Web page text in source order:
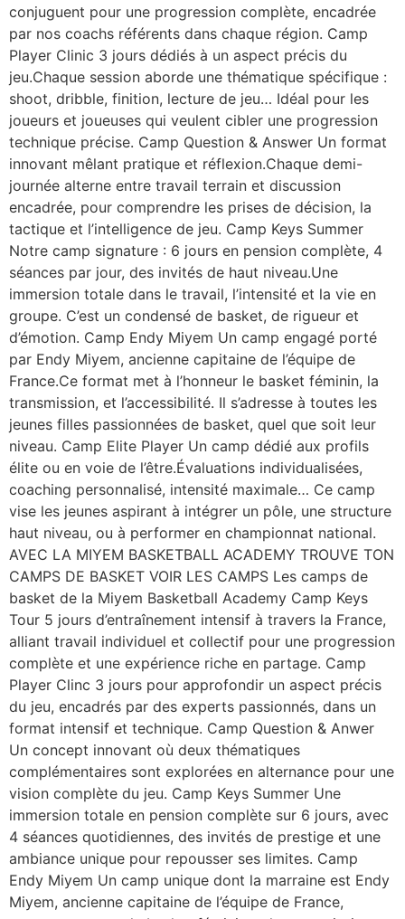
conjuguent pour une progression complète, encadrée
par nos coachs référents dans chaque région. Camp
Player Clinic 3 jours dédiés à un aspect précis du
jeu.Chaque session aborde une thématique spécifique :
shoot, dribble, finition, lecture de jeu… Idéal pour les
joueurs et joueuses qui veulent cibler une progression
technique précise. Camp Question & Answer Un format
innovant mêlant pratique et réflexion.Chaque demi-
journée alterne entre travail terrain et discussion
encadrée, pour comprendre les prises de décision, la
tactique et l’intelligence de jeu. Camp Keys Summer
Notre camp signature : 6 jours en pension complète, 4
séances par jour, des invités de haut niveau.Une
immersion totale dans le travail, l’intensité et la vie en
groupe. C’est un condensé de basket, de rigueur et
d’émotion. Camp Endy Miyem Un camp engagé porté
par Endy Miyem, ancienne capitaine de l’équipe de
France.Ce format met à l’honneur le basket féminin, la
transmission, et l’accessibilité. Il s’adresse à toutes les
jeunes filles passionnées de basket, quel que soit leur
niveau. Camp Elite Player Un camp dédié aux profils
élite ou en voie de l’être.Évaluations individualisées,
coaching personnalisé, intensité maximale… Ce camp
vise les jeunes aspirant à intégrer un pôle, une structure
haut niveau, ou à performer en championnat national.
AVEC LA MIYEM BASKETBALL ACADEMY TROUVE TON
CAMPS DE BASKET VOIR LES CAMPS Les camps de
basket de la Miyem Basketball Academy Camp Keys
Tour 5 jours d’entraînement intensif à travers la France,
alliant travail individuel et collectif pour une progression
complète et une expérience riche en partage. Camp
Player Clinc 3 jours pour approfondir un aspect précis
du jeu, encadrés par des experts passionnés, dans un
format intensif et technique. Camp Question & Anwer
Un concept innovant où deux thématiques
complémentaires sont explorées en alternance pour une
vision complète du jeu. Camp Keys Summer Une
immersion totale en pension complète sur 6 jours, avec
4 séances quotidiennes, des invités de prestige et une
ambiance unique pour repousser ses limites. Camp
Endy Miyem Un camp unique dont la marraine est Endy
Miyem, ancienne capitaine de l’équipe de France,